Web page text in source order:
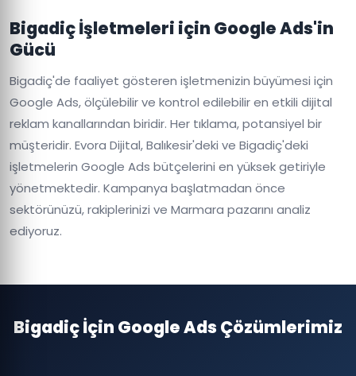
Bigadiç İşletmeleri için Google Ads'in
Gücü
Bigadiç'de faaliyet gösteren işletmenizin büyümesi için
Google Ads, ölçülebilir ve kontrol edilebilir en etkili dijital
reklam kanallarından biridir. Her tıklama, potansiyel bir
müşteridir. Evora Dijital, Balıkesir'deki ve Bigadiç'deki
işletmelerin Google Ads bütçelerini en yüksek getiriyle
yönetmektedir. Kampanya başlatmadan önce
sektörünüzü, rakiplerinizi ve Marmara pazarını analiz
ediyoruz.
Bigadiç İçin Google Ads Çözümlerimiz